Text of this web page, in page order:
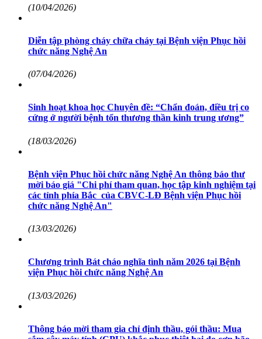
(10/04/2026)
Diễn tập phòng cháy chữa cháy tại Bệnh viện Phục hồi
chức năng Nghệ An
(07/04/2026)
Sinh hoạt khoa học Chuyên đề: “Chẩn đoán, điều trị co
cứng ở người bệnh tổn thương thần kinh trung ương”
(18/03/2026)
Bệnh viện Phục hồi chức năng Nghệ An thông báo thư
mời báo giá "Chi phí tham quan, học tập kinh nghiệm tại
các tỉnh phía Bắc của CBVC-LĐ Bệnh viện Phục hồi
chức năng Nghệ An"
(13/03/2026)
Chương trình Bát cháo nghĩa tình năm 2026 tại Bệnh
viện Phục hồi chức năng Nghệ An
(13/03/2026)
Thông báo mời tham gia chỉ định thầu, gói thầu: Mua